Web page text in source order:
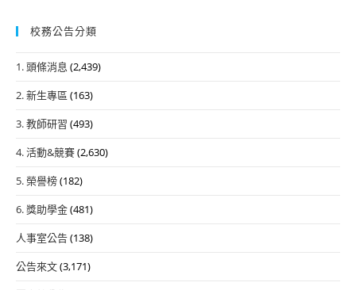
校務公告分類
1. 頭條消息 (2,439)
2. 新生專區 (163)
3. 教師研習 (493)
4. 活動&競賽(2,630)
5. 榮譽榜(182)
6. 獎助學金(481)
人事室公告(138)
公告來文(3,171)